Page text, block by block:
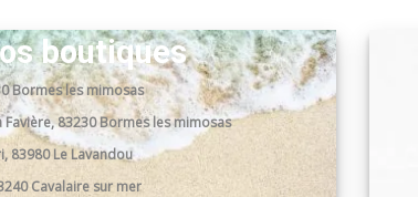
boutiques
Bormes les mimosas
83230 Bormes les mimosas
83980 Le Lavandou
Cavalaire sur mer